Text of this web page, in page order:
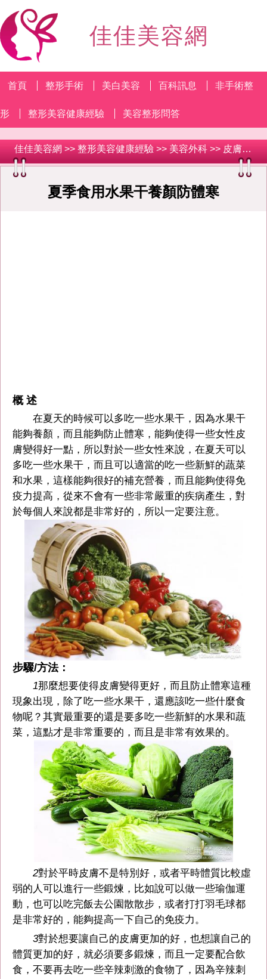
佳佳美容網
首頁 整形手術 美白美容 百科訊息 非手術整
形 整形美容健康經驗 美容整形問答
佳佳美容網 >> 整形美容健康經驗 >> 美容外科 >> 皮膚護理健康經驗
夏季食用水果干養顏防體寒
概 述
在夏天的時候可以多吃一些水果干，因為水果干
能夠養顏，而且能夠防止體寒，能夠使得一些女性皮
膚變得好一點，所以對於一些女性來說，在夏天可以
多吃一些水果干，而且可以適當的吃一些新鮮的蔬菜
和水果，這樣能夠很好的補充營養，而且能夠使得免
疫力提高，從來不會有一些非常嚴重的疾病產生，對
於每個人來說都是非常好的，所以一定要注意。
步驟/方法：
1那麼想要使得皮膚變得更好，而且防止體寒這種
現象出現，除了吃一些水果干，還應該吃一些什麼食
物呢？其實最重要的還是要多吃一些新鮮的水果和蔬
菜，這點才是非常重要的，而且是非常有效果的。
2對於平時皮膚不是特別好，或者平時體質比較虛
弱的人可以進行一些鍛煉，比如說可以做一些瑜伽運
動，也可以吃完飯去公園散散步，或者打打羽毛球都
是非常好的，能夠提高一下自己的免疫力。
3對於想要讓自己的皮膚更加的好，也想讓自己的
體質更加的好，就必須要多鍛煉，而且一定要配合飲
食，不要再去吃一些辛辣刺激的食物了，因為辛辣刺